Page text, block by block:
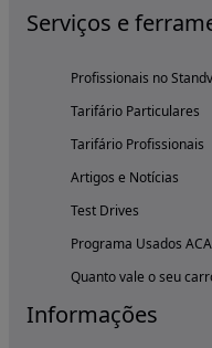
Serviços e
Profissionais no
Tarifário Particulares
Tarifário Profissionais
Artigos e Notícias
Test Drives
Programa Usados
Quanto vale o seu
Informações